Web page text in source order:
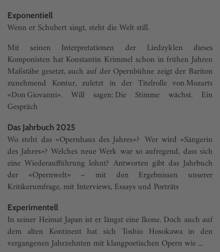
Exponentiell
Wenn er Schubert singt, steht die Welt still.
Mit seinen Interpretationen der Liedzyklen dieses
Komponisten hat Konstantin Krimmel schon in frühen Jahren
Maßstäbe gesetzt, auch auf der Opernbühne zeigt der Bariton
zunehmend Kontur, zuletzt in der Titelrolle von Mozarts
«Don Giovanni». Will sagen: Die Stimme wächst. Ein
Gespräch
Das Jahrbuch 2025
Wo steht das «Opernhaus des Jahres»? Wer wird «Sängerin
des Jahres»? Welches neue Werk war so aufregend, dass sich
eine Wiederaufführung lohnt? Antworten gibt das Jahrbuch
der «Opernwelt» – mit den Ergebnissen unserer
Kritikerumfrage, mit Interviews, Essays und Porträts
Experimentell
In seiner Heimat Japan ist er längst eine Ikone. Doch auch auf
dem alten Kontinent hat sich Toshio Hosokawa in den
vergangenen Jahrzehnten mit klangpoetischen Opern wie ...